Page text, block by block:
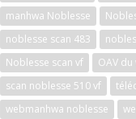
manhwa Noblesse
noblesse scan 483
Noblesse scan vf
OAV
scan noblesse 510 vf
webmanhwa noblesse